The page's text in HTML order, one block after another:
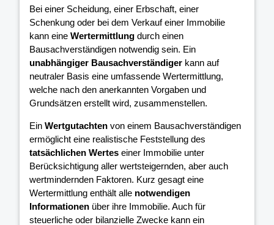
Bei einer Scheidung, einer Erbschaft, einer
Schenkung oder bei dem Verkauf einer Immobilie
kann eine Wertermittlung durch einen
Bausachverständigen notwendig sein. Ein
unabhängiger Bausachverständiger kann auf
neutraler Basis eine umfassende Wertermittlung,
welche nach den anerkannten Vorgaben und
Grundsätzen erstellt wird, zusammenstellen.
Ein Wertgutachten von einem Bausachverständigen
ermöglicht eine realistische Feststellung des
tatsächlichen Wertes einer Immobilie unter
Berücksichtigung aller wertsteigernden, aber auch
wertmindernden Faktoren. Kurz gesagt eine
Wertermittlung enthält alle notwendigen
Informationen über ihre Immobilie. Auch für
steuerliche oder bilanzielle Zwecke kann ein